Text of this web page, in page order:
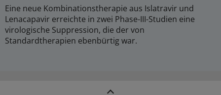
Eine neue Kombinationstherapie aus Islatravir und
Lenacapavir erreichte in zwei Phase-III-Studien eine
virologische Suppression, die der von
Standardtherapien ebenbürtig war.